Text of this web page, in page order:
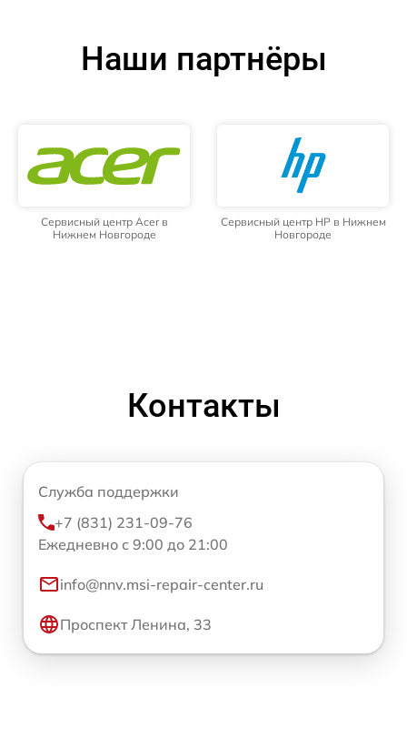
Наши партнёры
Сервисный центр Acer в
Нижнем Новгороде
Сервисный центр HP в Нижнем
Новгороде
Контакты
Служба поддержки
+7 (831) 231-09-76
Ежедневно с 9:00 до 21:00
info@nnv.msi-repair-center.ru
Проспект Ленина, 33